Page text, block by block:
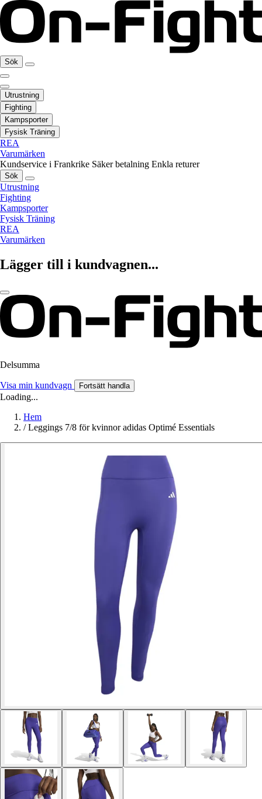
Sök
Utrustning
Fighting
Kampsporter
Fysisk Träning
REA
Varumärken
Kundservice i Frankrike Säker betalning Enkla returer
Sök
Utrustning
Fighting
Kampsporter
Fysisk Träning
REA
Varumärken
Lägger till i kundvagnen...
Delsumma
Visa min kundvagn Fortsätt handla
Loading...
Hem
/ Leggings 7/8 för kvinnor adidas Optimé Essentials